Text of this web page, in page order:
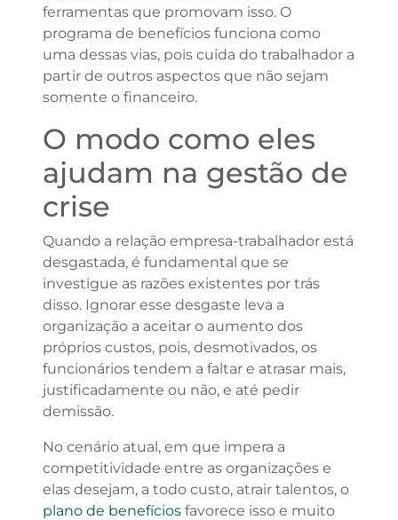
ferramentas que promovam isso. O
programa de benefícios funciona como
uma dessas vias, pois cuida do trabalhador a
partir de outros aspectos que não sejam
somente o financeiro.
O modo como eles
ajudam na gestão de
crise
Quando a relação empresa-trabalhador está
desgastada, é fundamental que se
investigue as razões existentes por trás
disso. Ignorar esse desgaste leva a
organização a aceitar o aumento dos
próprios custos, pois, desmotivados, os
funcionários tendem a faltar e atrasar mais,
justificadamente ou não, e até pedir
demissão.
No cenário atual, em que impera a
competitividade entre as organizações e
elas desejam, a todo custo, atrair talentos, o
plano de benefíciosfavorece isso e muito